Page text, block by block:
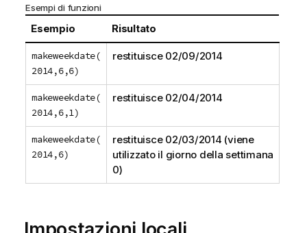
Esempi di funzioni
Esempio Risultato
makeweekdate(
2014,6,6)
restituisce 02/09/2014
makeweekdate(
2014,6,1)
restituisce 02/04/2014
makeweekdate(
2014,6)
restituisce 02/03/2014 (viene
utilizzato il giorno della settimana
0)